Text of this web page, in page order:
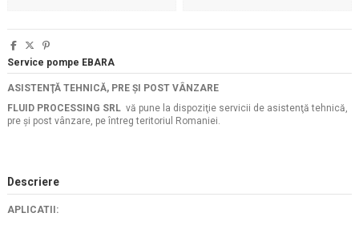
Service pompe EBARA
ASISTENŢĂ TEHNICĂ, PRE ŞI POST VÂNZARE
FLUID PROCESSING SRL vă pune la dispoziţie servicii de asistenţă tehnică,
pre şi post vânzare, pe întreg teritoriul Romaniei.
Descriere
APLICATII: